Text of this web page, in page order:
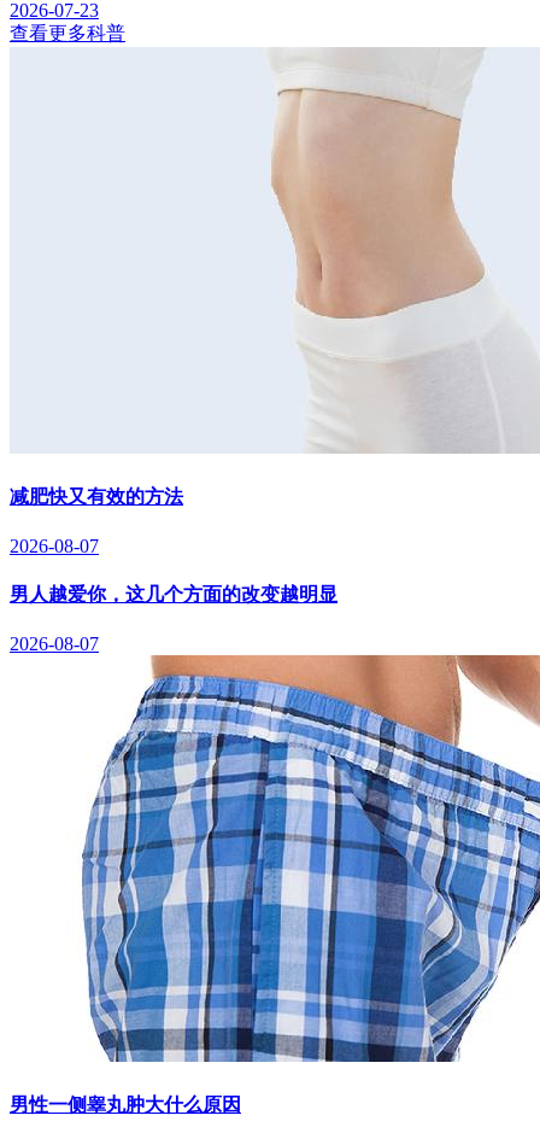
2026-07-23
查看更多科普
减肥快又有效的方法
2026-08-07
男人越爱你，这几个方面的改变越明显
2026-08-07
男性一侧睾丸肿大什么原因